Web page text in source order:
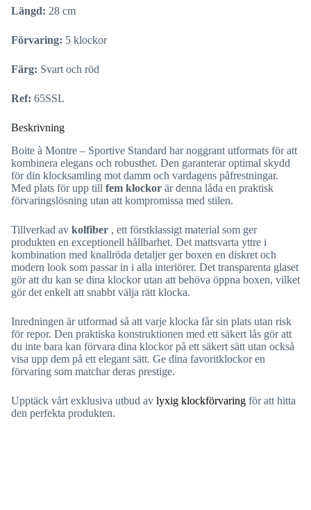
Längd: 28 cm
Förvaring: 5 klockor
Färg: Svart och röd
Ref: 65SSL
Beskrivning
Boite à Montre – Sportive Standard har noggrant utformats för att
kombinera elegans och robusthet. Den garanterar optimal skydd
för din klocksamling mot damm och vardagens påfrestningar.
Med plats för upp till fem klockor är denna låda en praktisk
förvaringslösning utan att kompromissa med stilen.
Tillverkad av kolfiber , ett förstklassigt material som ger
produkten en exceptionell hållbarhet. Det mattsvarta yttre i
kombination med knallröda detaljer ger boxen en diskret och
modern look som passar in i alla interiörer. Det transparenta glaset
gör att du kan se dina klockor utan att behöva öppna boxen, vilket
gör det enkelt att snabbt välja rätt klocka.
Inredningen är utformad så att varje klocka får sin plats utan risk
för repor. Den praktiska konstruktionen med ett säkert lås gör att
du inte bara kan förvara dina klockor på ett säkert sätt utan också
visa upp dem på ett elegant sätt. Ge dina favoritklockor en
förvaring som matchar deras prestige.
Upptäck vårt exklusiva utbud av lyxig klockförvaring för att hitta
den perfekta produkten.